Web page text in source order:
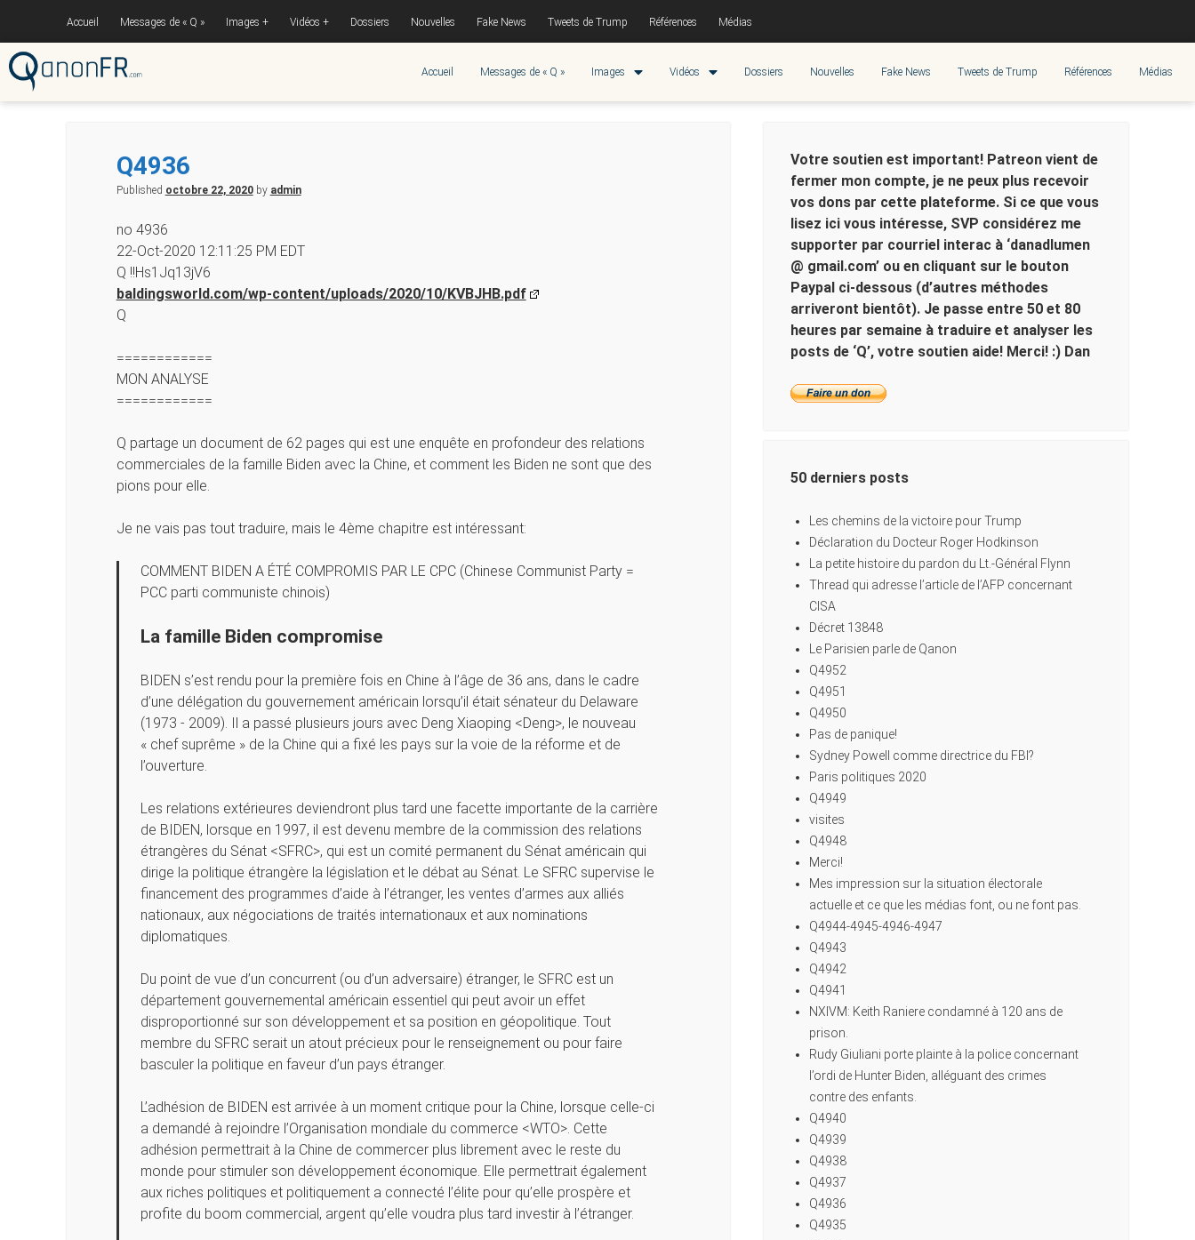
Accueil Messages de « Q » Images Vidéos Dossiers Nouvelles Fake News Tweets de Trump Références Médias
Accueil Messages de « Q » Images Vidéos Dossiers Nouvelles Fake News Tweets de Trump Références Médias
Q4936
Published octobre 22, 2020by admin
no 4936
22-Oct-2020 12:11:25 PM EDT
Q !!Hs1Jq13jV6
baldingsworld.com/wp-content/uploads/2020/10/KVBJHB.pdf
Q
============
MON ANALYSE
============
Q partage un document de 62 pages qui est une enquête en profondeur des relations
commerciales de la famille Biden avec la Chine, et comment les Biden ne sont que des
pions pour elle.
Je ne vais pas tout traduire, mais le 4ème chapitre est intéressant:
COMMENT BIDEN A ÉTÉ COMPROMIS PAR LE CPC (Chinese Communist Party =
PCC parti communiste chinois)
La famille Biden compromise
BIDEN s’est rendu pour la première fois en Chine à l’âge de 36 ans, dans le cadre
d’une délégation du gouvernement américain lorsqu’il était sénateur du Delaware
(1973 - 2009). Il a passé plusieurs jours avec Deng Xiaoping <Deng>, le nouveau
« chef suprême » de la Chine qui a fixé les pays sur la voie de la réforme et de
l’ouverture.
Les relations extérieures deviendront plus tard une facette importante de la carrière
de BIDEN, lorsque en 1997, il est devenu membre de la commission des relations
étrangères du Sénat <SFRC>, qui est un comité permanent du Sénat américain qui
dirige la politique étrangère la législation et le débat au Sénat. Le SFRC supervise le
financement des programmes d’aide à l’étranger, les ventes d’armes aux alliés
nationaux, aux négociations de traités internationaux et aux nominations
diplomatiques.
Du point de vue d’un concurrent (ou d’un adversaire) étranger, le SFRC est un
département gouvernemental américain essentiel qui peut avoir un effet
disproportionné sur son développement et sa position en géopolitique. Tout
membre du SFRC serait un atout précieux pour le renseignement ou pour faire
basculer la politique en faveur d’un pays étranger.
L’adhésion de BIDEN est arrivée à un moment critique pour la Chine, lorsque celle-ci
a demandé à rejoindre l’Organisation mondiale du commerce <WTO>. Cette
adhésion permettrait à la Chine de commercer plus librement avec le reste du
monde pour stimuler son développement économique. Elle permettrait également
aux riches politiques et politiquement a connecté l’élite pour qu’elle prospère et
profite du boom commercial, argent qu’elle voudra plus tard investir à l’étranger.
Votre soutien est important! Patreon vient de
fermer mon compte, je ne peux plus recevoir
vos dons par cette plateforme. Si ce que vous
lisez ici vous intéresse, SVP considérez me
supporter par courriel interac à ‘danadlumen
@ gmail.com’ ou en cliquant sur le bouton
Paypal ci-dessous (d’autres méthodes
arriveront bientôt). Je passe entre 50 et 80
heures par semaine à traduire et analyser les
posts de ‘Q’, votre soutien aide! Merci! :) Dan
50 derniers posts
Les chemins de la victoire pour Trump
Déclaration du Docteur Roger Hodkinson
La petite histoire du pardon du Lt.-Général Flynn
Thread qui adresse l’article de l’AFP concernant
CISA
Décret 13848
Le Parisien parle de Qanon
Q4952
Q4951
Q4950
Pas de panique!
Sydney Powell comme directrice du FBI?
Paris politiques 2020
Q4949
visites
Q4948
Merci!
Mes impression sur la situation électorale
actuelle et ce que les médias font, ou ne font pas.
Q4944-4945-4946-4947
Q4943
Q4942
Q4941
NXIVM: Keith Raniere condamné à 120 ans de
prison.
Rudy Giuliani porte plainte à la police concernant
l’ordi de Hunter Biden, alléguant des crimes
contre des enfants.
Q4940
Q4939
Q4938
Q4937
Q4936
Q4935